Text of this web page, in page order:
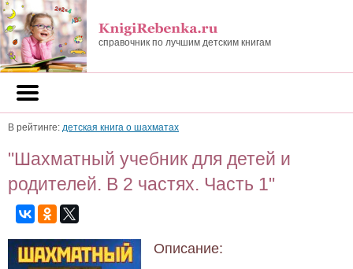
справочник по лучшим детским книгам
В рейтинге: детская книга о шахматах
"Шахматный учебник для детей и
родителей. В 2 частях. Часть 1"
Описание: